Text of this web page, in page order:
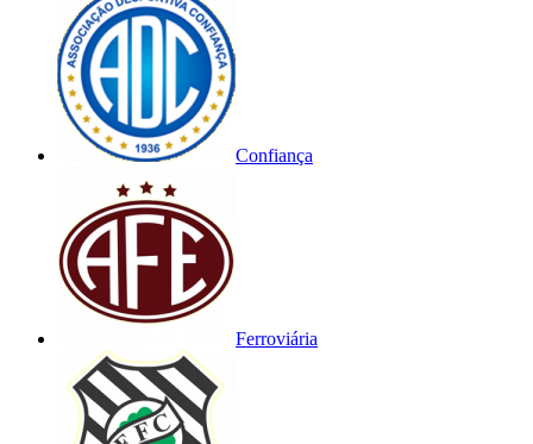
Confiança
Ferroviária